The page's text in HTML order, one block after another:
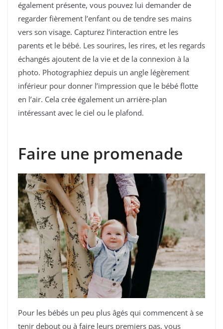
également présente, vous pouvez lui demander de
regarder fièrement l’enfant ou de tendre ses mains
vers son visage. Capturez l’interaction entre les
parents et le bébé. Les sourires, les rires, et les regards
échangés ajoutent de la vie et de la connexion à la
photo. Photographiez depuis un angle légèrement
inférieur pour donner l’impression que le bébé flotte
en l’air. Cela crée également un arrière-plan
intéressant avec le ciel ou le plafond.
Faire une promenade
Pour les bébés un peu plus âgés qui commencent à se
tenir debout ou à faire leurs premiers pas, vous